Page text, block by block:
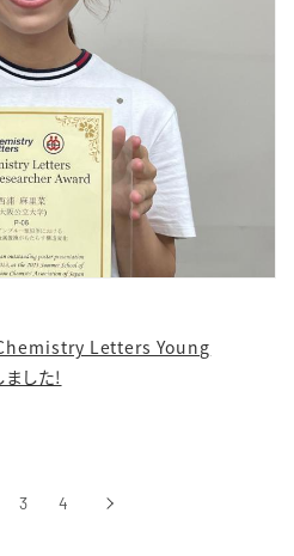
Letters Young
した!
3 4 ›次へ